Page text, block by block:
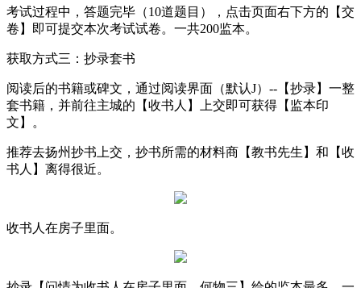
考试过程中，答题完毕（10道题目），点击页面右下方的【交
卷】即可提交本次考试试卷。一共200监本。
获取方式三：抄录套书
阅读后的书籍或碑文，通过阅读界面（默认J）--【抄录】一整
套书籍，并前往主城的【收书人】上交即可获得【监本印
文】。
推荐去扬州抄书上交，抄书所需的材料商【教书先生】和【收
书人】离得很近。
收书人在房子里面。